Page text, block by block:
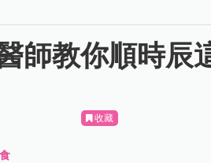
師教你順時辰
收藏